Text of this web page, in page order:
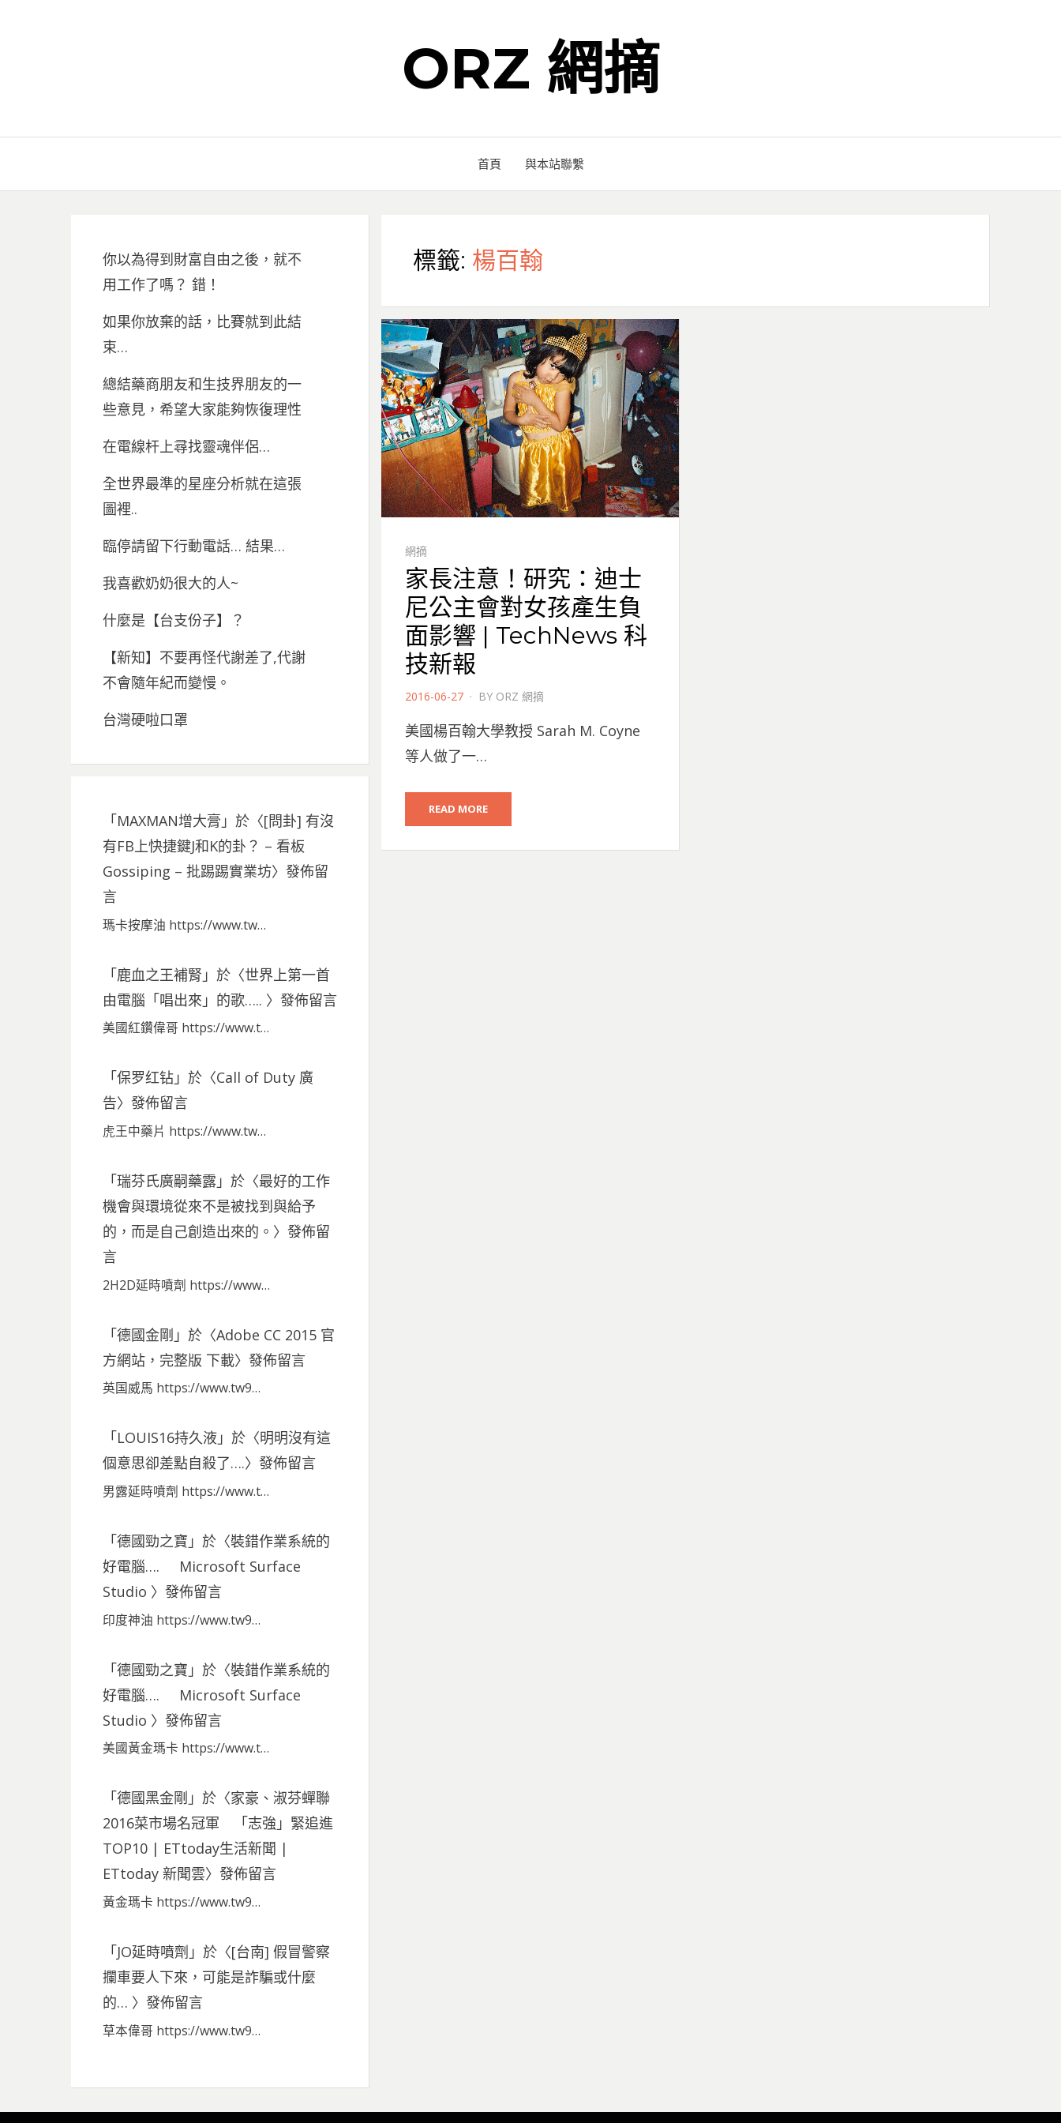
ORZ 網摘
首頁 與本站聯繫
標籤: 楊百翰
網摘
家長注意！研究：迪士
尼公主會對女孩產生負
面影響 | TechNews 科
技新報
POSTED
2016-06-27 BY ORZ 網摘
美國楊百翰大學教授 Sarah M. Coyne
等人做了一…
READ MORE
你以為得到財富自由之後，就不
用工作了嗎？ 錯！
如果你放棄的話，比賽就到此結
束…
總結藥商朋友和生技界朋友的一
些意見，希望大家能夠恢復理性
在電線杆上尋找靈魂伴侶…
全世界最準的星座分析就在這張
圖裡..
臨停請留下行動電話… 結果…
我喜歡奶奶很大的人~
什麼是【台支份子】？
【新知】不要再怪代謝差了,代謝
不會隨年紀而變慢。
台灣硬啦口罩
「MAXMAN增大膏 」於〈[問卦] 有沒
有FB上快捷鍵J和K的卦？ – 看板
Gossiping – 批踢踢實業坊〉發佈留
言
瑪卡按摩油 https://www.tw…
「鹿血之王補腎 」於〈世界上第一首
由電腦「唱出來」的歌….. 〉發佈留言
美國紅鑽偉哥 https://www.t…
「保罗红钻」於〈Call of Duty 廣
告〉發佈留言
虎王中藥片 https://www.tw…
「瑞芬氏廣嗣藥露」於〈最好的工作
機會與環境從來不是被找到與給予
的，而是自己創造出來的。 〉發佈留
言
2H2D延時噴劑 https://www…
「德國金剛 」於〈Adobe CC 2015 官
方網站，完整版 下載〉發佈留言
英国威馬 https://www.tw9…
「LOUIS16持久液」於〈明明沒有這
個意思卻差點自殺了….〉發佈留言
男露延時噴劑 https://www.t…
「德國勁之寶 」於〈裝錯作業系統的
好電腦…. Microsoft Surface
Studio 〉發佈留言
印度神油 https://www.tw9…
「德國勁之寶 」於〈裝錯作業系統的
好電腦…. Microsoft Surface
Studio 〉發佈留言
美國黃金瑪卡 https://www.t…
「德國黑金剛 」於〈家豪、淑芬蟬聯
2016菜市場名冠軍 「志強」緊追進
TOP10 | ETtoday生活新聞 |
ETtoday 新聞雲〉發佈留言
黃金瑪卡 https://www.tw9…
「JO延時噴劑 」於〈[台南] 假冒警察
攔車要人下來，可能是詐騙或什麼
的… 〉發佈留言
草本偉哥 https://www.tw9…